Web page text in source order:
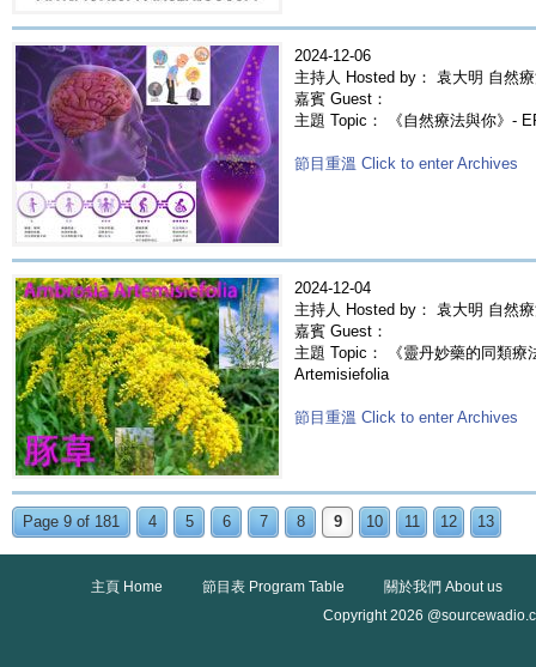
2024-12-06
主持人 Hosted by： 袁大明 自然
嘉賓 Guest：
主題 Topic： 《自然療法與你》-
節目重溫 Click to enter Archives
2024-12-04
主持人 Hosted by： 袁大明 自然
嘉賓 Guest：
主題 Topic： 《靈丹妙藥的同類
Artemisiefolia
節目重溫 Click to enter Archives
Page 9 of 181 4 5 6 7 8 9 10 11 12 13
主頁 Home 節目表 Program Table
關於我們 About us
Copyright 2026